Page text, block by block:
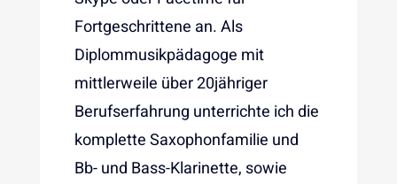
Fortgeschrittene an. Als
Diplommusikpädagoge mit
mittlerweile über 20jähriger
Berufserfahrung unterrichte ich die
komplette Saxophonfamilie und
Bb- und Bass-Klarinette, sowie